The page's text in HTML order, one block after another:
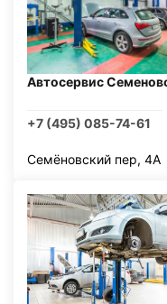
Автосервис
+7 (495) 085-74-61
Семёновский пер, 4А